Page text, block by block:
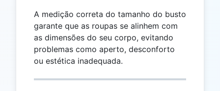
A medição correta do tamanho do busto
garante que as roupas se alinhem com
as dimensões do seu corpo, evitando
problemas como aperto, desconforto
ou estética inadequada.